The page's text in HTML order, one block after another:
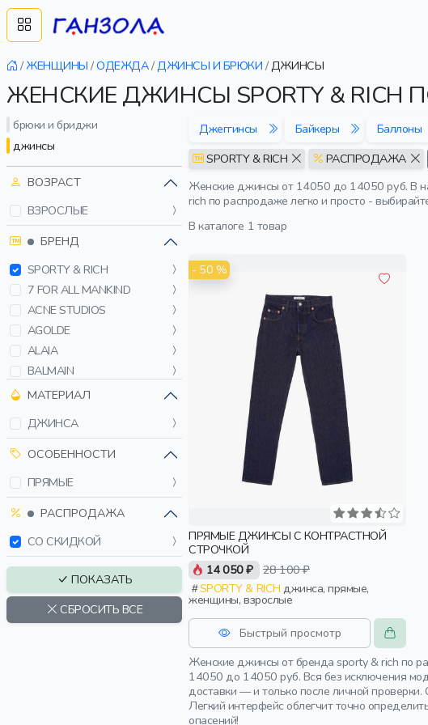
/ ЖЕНЩИНЫ /ОДЕЖДА/ДЖИНСЫ И БРЮКИ /ДЖИНСЫ
ЖЕНСКИЕ ДЖИНСЫ SPORTY & RICH
брюки и бриджи
джинсы
ВОЗРАСТ
ВЗРОСЛЫЕ
БРЕНД
SPORTY & RICH
7 FOR ALL MANKIND
ACNE STUDIOS
AGOLDE
ALAIA
BALMAIN
BLUMARINE
BOTTEGA VENETA
BRUNELLO CUCINELLI
DEHA
DIESEL
DOLCE & GABBANA
DSQUARED
ELEVENTY
ELISA FANTI
МАТЕРИАЛ
ДЖИНСА
ОСОБЕННОСТИ
ПРЯМЫЕ
РАСПРОДАЖА
СО СКИДКОЙ
ПОКАЗАТЬ
СБРОСИТЬ ВСЕ
Джеггинсы Байкеры Баллоны
SPORTY & RICH
РАСПРОДАЖА
Женские джинсы от 14050 до 14050 руб. В
rich по распродаже легко и просто -
В каталоге 1 товар
- 50 %
ПРЯМЫЕ ДЖИНСЫ С КОНТРАСТНОЙ
СТРОЧКОЙ
14 050 ₽ 28 100 ₽
SPORTY & RICH джинса, прямые,
женщины, взрослые
Быстрый просмотр
Женские джинсы от бренда sporty & rich по
14050 до 14050 руб. Вся без исключения
доставки — и только после личной
Легкий интерфейс облегчит точно
опасений!